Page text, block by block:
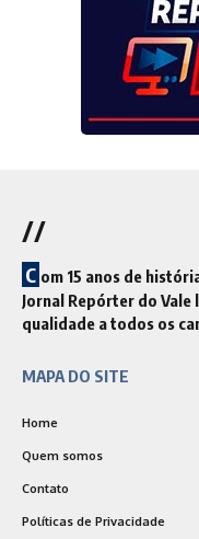
//
C om 15 anos de
Jornal Repórter do
qualidade a todos os
MAPA DO SITE
Home
Quem somos
Contato
Políticas de Privacidade